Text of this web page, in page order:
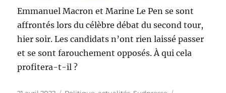
Emmanuel Macron et Marine Le Pen se sont
affrontés lors du célèbre débat du second tour,
hier soir. Les candidats n’ont rien laissé passer
et se sont farouchement opposés. À qui cela
profitera-t-il ?